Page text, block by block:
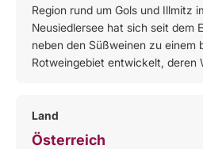
Region rund um Gols und Illmitz
Neusiedlersee hat sich seit dem
neben den Süßweinen zu einem
Rotweingebiet entwickelt, deren
Land
Österreich